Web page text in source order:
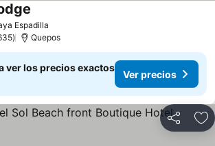
Espadilla
Quepos
ver los precios exactos
Ver precios
Compartir